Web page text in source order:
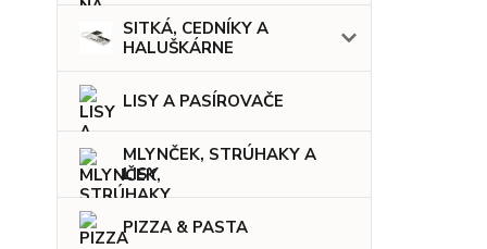
SITKÁ, CEDNÍKY A
HALUŠKÁRNE
LISY A PASÍROVAČE
MLYNČEK, STRÚHAKY A
LISY
PIZZA & PASTA